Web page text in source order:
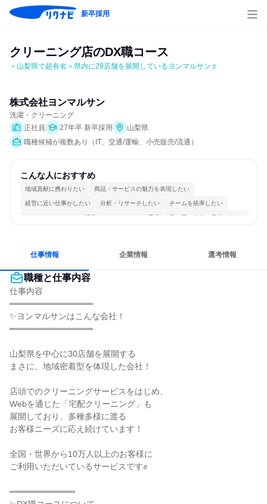
新卒採用
クリーニング店のDX職コース
＜山梨県で超有名＞県内に29店舗を展開しているヨンマルサン♬
株式会社ヨンマルサン
洗濯・クリーニング
正社員
27年卒 新卒採用
山梨県
職種候補が複数あり（IT、交通/運輸、小売販売/流通）
こんな人におすすめ
地域貢献に携わりたい 商品・サービスの魅力を表現したい
経営に近い仕事がしたい 分析・リサーチしたい チームを統率したい
コミュニケーションが活発 チームワークを重視 長く同じ会社に居続けられる
仕事情報 企業情報 選考情報
職種と仕事内容
仕事内容
══════════════
✨ヨンマルサンはこんな会社！
══════════════
山梨県を中心に30店舗を展開する
まさに、地域密着型を体現した会社！
店頭でのクリーニングサービスをはじめ、
Webを通じた「宅配クリーニング」も
展開しており、多種多様に渡る
お客様ニーズに応え続けています！
全国・世界から10万人以上のお客様に
ご利用いただいているサービスです✊
═══════════